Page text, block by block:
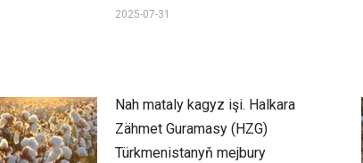
2025-07-31
Nah mataly kagyz işi. Halkara
Zähmet Guramasy (HZG)
Türkmenistanyň mejbury